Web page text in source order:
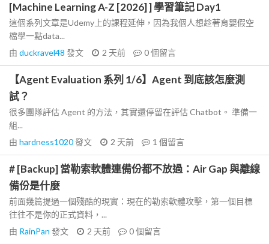
[Machine Learning A-Z [2026] ] 學習筆記 Day1
這個系列文章是Udemy上的課程延伸，因為我個人想趁著育嬰假空
檔學一點data...
由 duckravel48 發文 2 天前 0個留言
【Agent Evaluation 系列 1/6】Agent 到底該怎麼測
試？
很多團隊評估 Agent 的方法，其實還停留在評估 Chatbot。 準備一
組...
由 hardness1020發文 2 天前 1 個留言
# [Backup] 當勒索軟體連備份都不放過：Air Gap 與離線
備份是什麼
前面幾篇提過一個殘酷的現實：現在的勒索軟體攻擊，第一個目標
往往不是你的正式資料，...
由 RainPan 發文 2 天前 0個留言